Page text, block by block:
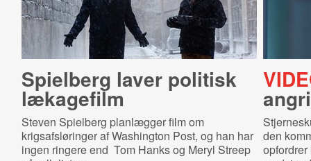
Spielberg laver politisk
lækagefilm
Steven Spielberg planlægger film om
krigsafsløringer af Washington Post, og han har
ingen ringere end Tom Hanks og Meryl Streep
den